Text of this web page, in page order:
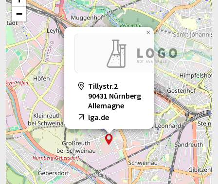
Tillystr.2
90431 Nürnberg
Allemagne
lga.de
×
−